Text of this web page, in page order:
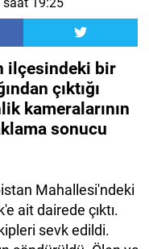
ilçesindeki bir
çıktığı
kameralarının
sonucu
Mahallesi'ndeki
ait dairede çıktı.
sevk edildi.